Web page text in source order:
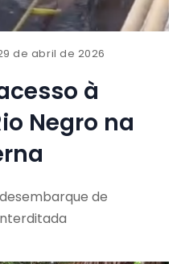
de abril de 2026
à
Negro na
de